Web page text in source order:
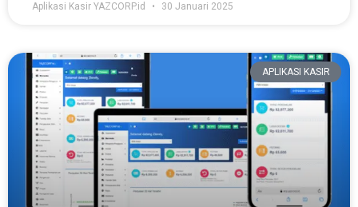
Aplikasi Kasir YAZCORP.id 30 Januari 2025
APLIKASI KASIR